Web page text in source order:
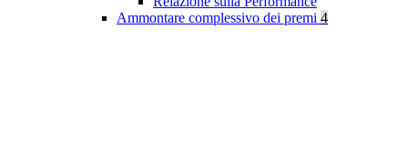
Ammontare complessivo dei premi 4